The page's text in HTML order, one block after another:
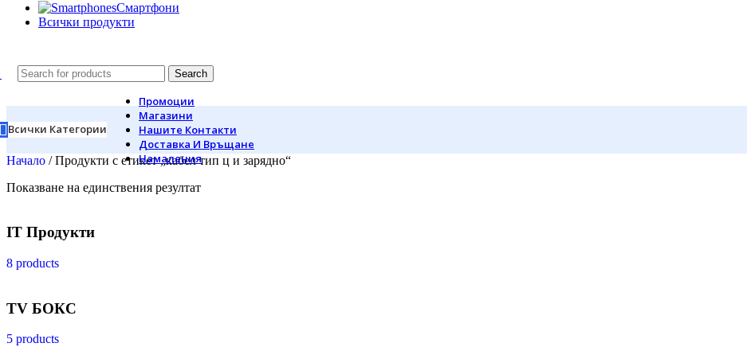
Смартфони
Всички продукти
Search
Всички Категории
Промоции
Магазини
Нашите Контакти
Доставка И Връщане
Намаления
Начало / Продукти с етикет „кабел тип ц и зарядно“
Показване на единствения резултат
IT Продукти
8 products
TV БОКС
5 products